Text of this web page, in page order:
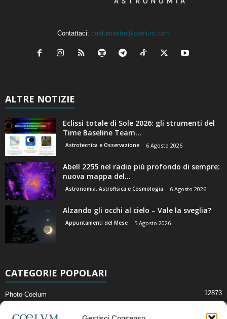
Contattaci: coelumastro@coelum.com
ALTRE NOTIZIE
Eclissi totale di Sole 2026: gli strumenti del
Time Baseline Team...
Astrotecnica e Osservazione 6 Agosto 2026
Abell 2255 nel radio più profondo di sempre:
nuova mappa del...
Astronomia, Astrofisica e Cosmologia 6 Agosto 2026
Alzando gli occhi al cielo – Vale la sveglia?
Appuntamenti del Mese 5 Agosto 2026
CATEGORIE POPOLARI
Photo-Coelum 12873